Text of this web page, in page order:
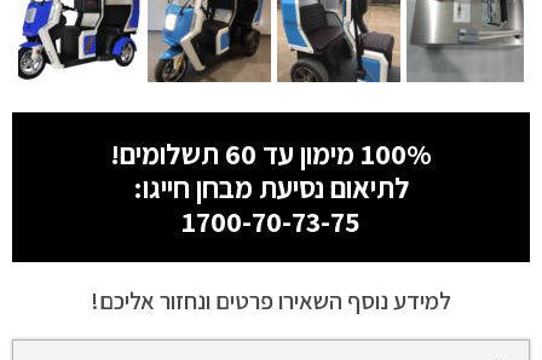
100% מימון עד 60 תשלומים!
לתיאום נסיעת מבחן חייגו:
1700-70-73-75
למידע נוסף השאירו פרטים ונחזור אליכם!